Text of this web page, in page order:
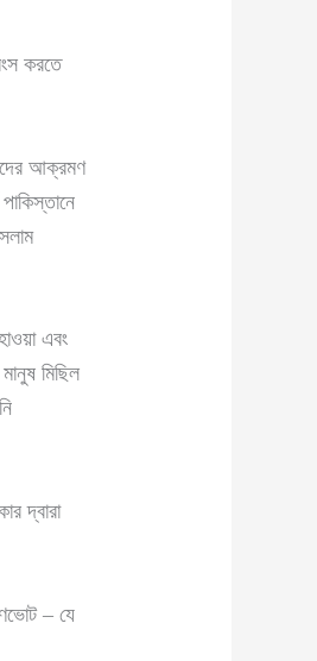
করতে
আক্রমণ
এবং
মিছিল
দ্বারা
– যে